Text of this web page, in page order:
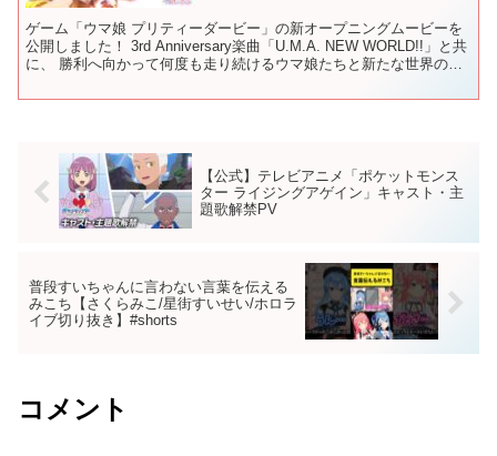
ゲーム「ウマ娘 プリティーダービー」の新オープニングムービーを
公開しました！ 3rd Anniversary楽曲「U.M.A. NEW WORLD!!」と共
に、 勝利へ向かって何度も走り続けるウマ娘たちと新たな世界の幕
【公式】テレビアニメ「ポケットモンス
ター ライジングアゲイン」キャスト・主
題歌解禁PV
普段すいちゃんに言わない言葉を伝える
みこち【さくらみこ/星街すいせい/ホロラ
イブ切り抜き】#shorts
コメント